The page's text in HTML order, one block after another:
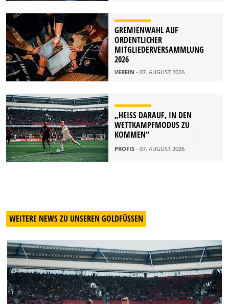
GREMIENWAHL AUF
ORDENTLICHER
MITGLIEDERVERSAMMLUNG
2026
VEREIN - 07. AUGUST 2026
„HEISS DARAUF, IN DEN W
ETTKAMPFMODUS ZU K
OMMEN“
PROFIS - 07. AUGUST 2026
WEITERE NEWS ZU UNSEREN GOLDFÜSSEN